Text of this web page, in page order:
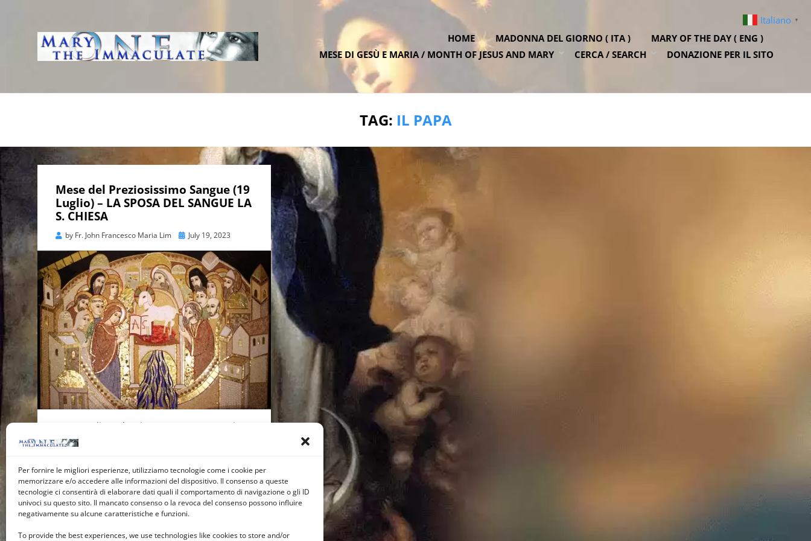
Per fornire le migliori esperienze, utilizziamo tecnologie come i cookie per
memorizzare e/o accedere alle informazioni del dispositivo. Il consenso a queste
tecnologie ci consentirà di elaborare dati quali il comportamento di navigazione o gli ID
univoci su questo sito. Il mancato consenso o la revoca del consenso possono influire
negativamente su alcune caratteristiche e funzioni.
To provide the best experiences, we use technologies like cookies to store and/or
WWW.IMMACULATE.ONE
HOME MADONNA DEL GIORNO ( ITA )
MARY OF THE DAY ( ENG )
MESE DI GESÙ E MARIA / MONTH OF JESUS AND MARY
CERCA / SEARCH DONAZIONE PER IL SITO
TAG: IL PAPA
Mese del Preziosissimo Sangue (19
Luglio) – LA SPOSA DEL SANGUE LA
S. CHIESA
by Fr. John Francesco Maria Lim
PostedJuly 19, 2023
L’Opera di Gesù Cristo non poteva mo­rire
con lui. Il suo Sangue doveva conti­nuare a
sacramenti. Il Vangelo doveva essere…
Leggi ->
Italiano ▼